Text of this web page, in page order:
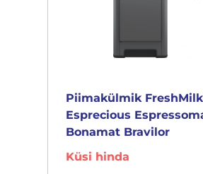
Piimakülmik FreshMilk
Esprecious
Bonamat Bravilor
Küsi hinda